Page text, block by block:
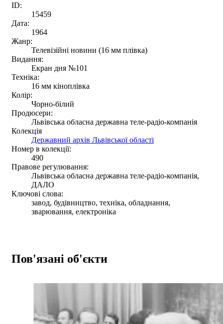
ID:
15459
Дата:
1964
Жанр:
Телевізійні новини (16 мм плівка)
Видання:
Екран дня №101
Техніка:
16 мм кіноплівка
Колір:
Чорно-білий
Продюсери:
Львівська обласна державна теле-радіо-компанія
Колекція
Державний архів Львівської області
Номер в колекції:
490
Правове регулювання:
Львівська обласна державна теле-радіо-компанія,
ДАЛО
Ключові слова:
завод, будівництво, техніка, обладнання,
зварювання, електроніка
Пов'язані об'єкти